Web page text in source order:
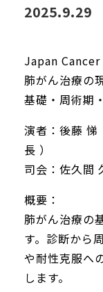
2025.9.29
Japan
肺がん治療の
基礎・周術期
演者：後藤 悌
長 ）
司会：佐久間
概要：
肺がん治療の
す。診断から
や耐性克服へ
します。